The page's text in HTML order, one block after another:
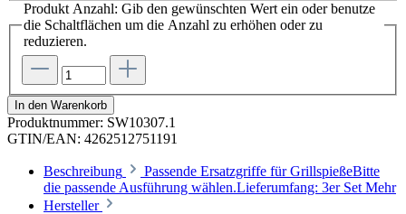
Produkt Anzahl: Gib den gewünschten Wert ein oder benutze
die Schaltflächen um die Anzahl zu erhöhen oder zu
reduzieren.
In den Warenkorb
Produktnummer: SW10307.1
GTIN/EAN: 4262512751191
Beschreibung
Passende Ersatzgriffe für GrillspießeBitte
die passende Ausführung wählen.Lieferumfang: 3er Set Mehr
Hersteller